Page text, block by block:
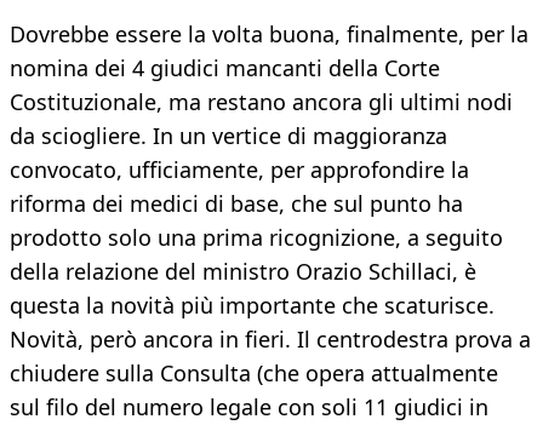
Dovrebbe essere la volta buona, finalmente, per la
nomina dei 4 giudici mancanti della Corte
Costituzionale, ma restano ancora gli ultimi nodi
da sciogliere. In un vertice di maggioranza
convocato, ufficiamente, per approfondire la
riforma dei medici di base, che sul punto ha
prodotto solo una prima ricognizione, a seguito
della relazione del ministro Orazio Schillaci, è
questa la novità più importante che scaturisce.
Novità, però ancora in fieri. Il centrodestra prova a
chiudere sulla Consulta (che opera attualmente
sul filo del numero legale con soli 11 giudici in